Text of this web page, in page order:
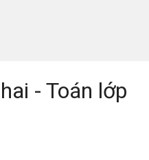
- Toán lớp